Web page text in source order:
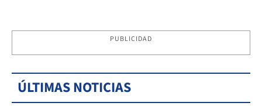
PUBLICIDAD
ÚLTIMAS NOTICIAS